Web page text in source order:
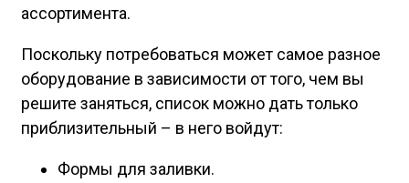
ассортимента.
Поскольку потребоваться может самое разное
оборудование в зависимости от того, чем вы
решите заняться, список можно дать только
приблизительный – в него войдут:
Формы для заливки.